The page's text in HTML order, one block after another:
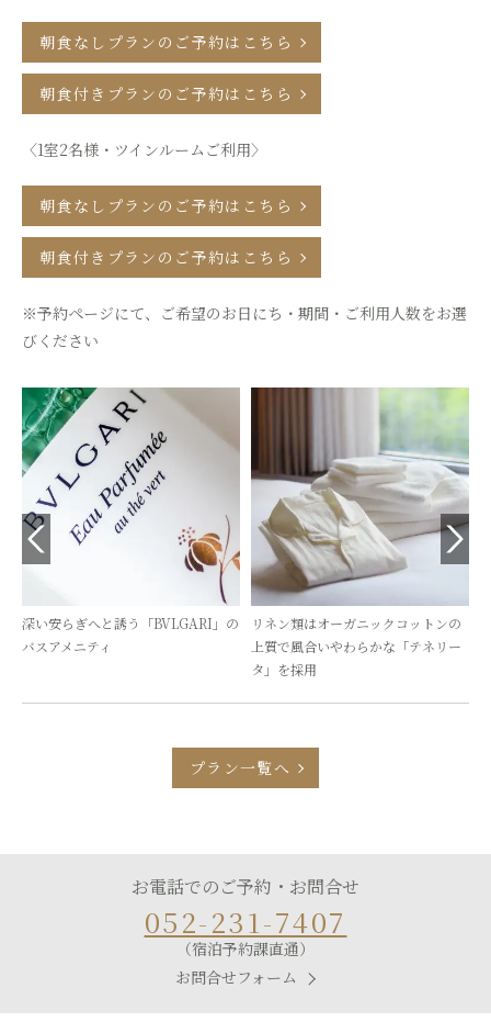
朝食なしプランのご予約はこちら
朝食付きプランのご予約はこちら
〈1室2名様・ツインルームご利用〉
朝食なしプランのご予約はこちら
朝食付きプランのご予約はこちら
※予約ページにて、ご希望のお日にち・期間・ご利用人数をお選
びください
深い安らぎへと誘う「BVLGARI」の
バスアメニティ
リネン類はオーガニックコットンの
上質で風合いやわらかな「テネリー
タ」を採用
プラン一覧へ
お電話でのご予約・お問合せ
052-231-7407
（宿泊予約課直通）
お問合せフォーム